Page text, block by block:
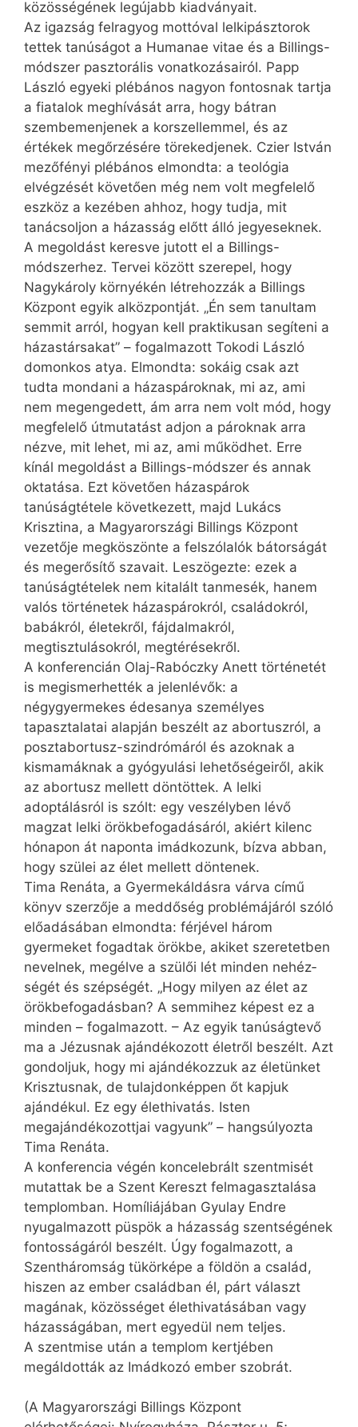
közösségének legújabb kiadványait.
Az igazság felragyog mottóval lelkipásztorok
tettek tanúságot a Humanae vitae és a Billings-
módszer pasztorális vonatkozásairól. Papp
László egyeki plébános nagyon fontosnak tartja
a fiatalok meghívását arra, hogy bátran
szembemenjenek a korszellemmel, és az
értékek megőrzésére törekedjenek. Czier István
mezőfényi plébános elmondta: a teológia
elvégzését követően még nem volt megfelelő
eszköz a kezében ahhoz, hogy tudja, mit
tanácsoljon a házasság előtt álló jegyeseknek.
A megoldást keresve jutott el a Billings-
módszerhez. Tervei között szerepel, hogy
Nagykároly környékén létrehozzák a Billings
Központ egyik alközpontját. „Én sem tanultam
semmit arról, hogyan kell praktikusan segíteni a
házastársakat” – fogalmazott Tokodi László
domonkos atya. Elmondta: sokáig csak azt
tudta mondani a házaspároknak, mi az, ami
nem megengedett, ám arra nem volt mód, hogy
megfelelő útmutatást adjon a pároknak arra
nézve, mit lehet, mi az, ami működhet. Erre
kínál megoldást a Billings-módszer és annak
oktatása. Ezt követően házaspárok
tanúságtétele következett, majd Lukács
Krisztina, a Magyarországi Billings Központ
vezetője megköszönte a felszólalók bátorságát
és megerősítő szavait. Leszögezte: ezek a
tanúságtételek nem kitalált tanmesék, hanem
valós történetek házaspárokról, családokról,
babákról, életekről, fájdalmakról,
megtisztulásokról, megtérésekről.
A konferencián Olaj-Rabócz­ky Anett történetét
is megismerhették a jelenlévők: a
négygyermekes édesanya személyes
tapasztalatai alapján beszélt az abortuszról, a
posztabortusz-szindrómáról és azoknak a
kismamáknak a gyógyulási lehetőségeiről, akik
az abortusz mellett döntöttek. A lelki
adoptálásról is szólt: egy veszélyben lévő
magzat lelki örökbefogadásáról, akiért kilenc
hónapon át naponta imádkozunk, bízva abban,
hogy szülei az élet mellett döntenek.
Tima Renáta, a Gyermekáldásra várva című
könyv szerzője a meddőség problémájáról szóló
előadásában elmondta: férjével három
gyermeket fogadtak örökbe, akiket szeretetben
nevelnek, megélve a szülői lét minden nehéz­
ségét és szépségét. „Hogy milyen az élet az
örökbefogadásban? A semmihez képest ez a
minden – fogalmazott. – Az egyik tanúságtevő
ma a Jézusnak ajándékozott életről beszélt. Azt
gondoljuk, hogy mi ajándékozzuk az életünket
Krisztusnak, de tulajdonképpen őt kapjuk
ajándékul. Ez egy élethivatás. Isten
megajándékozottjai vagyunk” – hangsúlyozta
Tima Renáta.
A konferencia végén kon­ce­lebrált szentmisét
mutattak be a Szent Kereszt felmagasztalása
templomban. Homíliájában Gyulay Endre
nyugalmazott püspök a házasság szentségének
fontosságáról beszélt. Úgy fogalmazott, a
Szentháromság tükörképe a földön a család,
hiszen az ember családban él, párt választ
magának, közösséget élethivatásában vagy
házasságában, mert egyedül nem teljes.
A szentmise után a templom kertjében
megáldották az Imádkozó ember szobrát.
(A Magyarországi Billings Központ